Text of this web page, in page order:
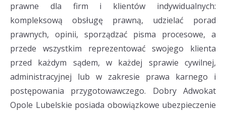
prawne dla firm i klientów indywidualnych:
kompleksową obsługę prawną, udzielać porad
prawnych, opinii, sporządzać pisma procesowe, a
przede wszystkim reprezentować swojego klienta
przed każdym sądem, w każdej sprawie cywilnej,
administracyjnej lub w zakresie prawa karnego i
postępowania przygotowawczego. Dobry Adwokat
Opole Lubelskie posiada obowiązkowe ubezpieczenie